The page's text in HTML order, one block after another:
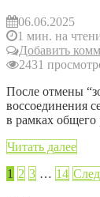
06.06.2025
1 мин. на
Добавить
2431
После отмены
воссоединения
в рамках общего
Читать далее
1 2 3 … 14